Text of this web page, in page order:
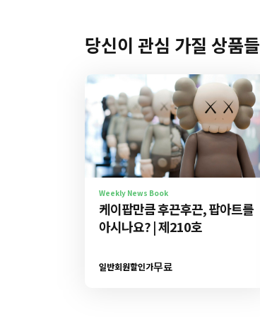
당신이 관심 가질 상품들
Weekly News Book
케이팝만큼 후끈후끈, 팝아트를
아시나요? | 제210호
일반회원할인가무료